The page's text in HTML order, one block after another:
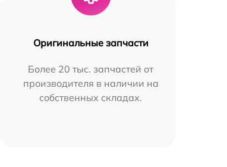
Оригинальные запчасти
Более 20 тыс. запчастей от
производителя в наличии на
собственных складах.